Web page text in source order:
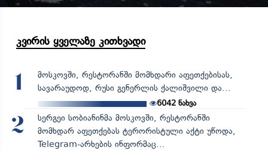
კვირის ყველაზე კითხვადი
1
მოსკოვში, რესტორანში მომხდარი აფეთქებისას,
სავარაუდოდ, რუსი გენერლის ქალიშვილი და...
6042 ნახვა
2
სერგეი სობიანინმა მოსკოვში, რესტორანში
მომხდარ აფეთქებას ტერორისტული აქტი უწოდა,
Telegram-არხების ინფორმაც...